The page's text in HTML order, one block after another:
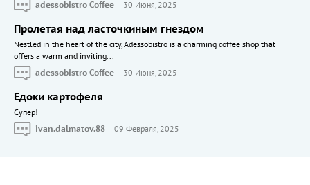
adessobistro Coffee
30 Июня, 2025
Пролетая над ласточкиным гнездом
Nestled in the heart of the city, Adessobistro is a charming coffee shop that
offers a warm and inviting...
adessobistro Coffee
30 Июня, 2025
Едоки картофеля
Cупер!
ivan.dalmatov.88
09 Февраля, 2025